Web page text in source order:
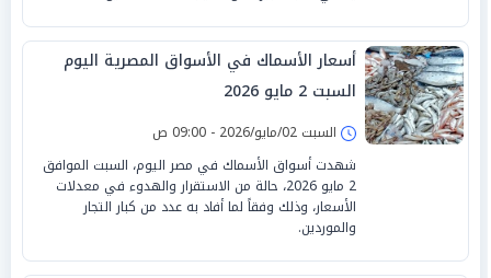
أسعار الأسماك في الأسواق المصرية اليوم
السبت 2 مايو 2026
السبت 02/مايو/2026 - 09:00 ص
شهدت أسواق الأسماك في مصر اليوم، السبت الموافق
2 مايو 2026، حالة من الاستقرار والهدوء في معدلات
الأسعار، وذلك وفقاً لما أفاد به عدد من كبار التجار
والموردين.